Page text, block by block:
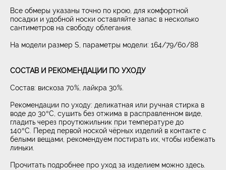
Все обмеры указаны точно по крою, для комфортной
посадки и удобной носки оставляйте запас в несколько
сантиметров на свободу облегания.
На модели размер S, параметры модели: 164/79/60/88
СОСТАВ И РЕКОМЕНДАЦИИ ПО УХОДУ
Состав: вискоза 70%, лайкра 30%.
Рекомендации по уходу: деликатная или ручная стирка в
воде до 30°С, сушить без отжима в расправленном виде,
гладить через проутюжильник при температуре до
140°С. Перед первой ноской чёрных изделий в контакте с
белыми вещами, рекомендуем постирать их, чтобы избежать
линьки.
Прочитать подробнее про уход за изделием можно здесь.